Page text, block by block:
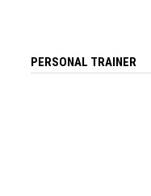
PERSONAL TRAINER